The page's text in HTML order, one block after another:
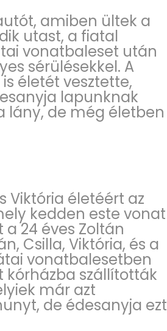
amiben ültek a
utast, a fiatal
vonatbaleset után
sérülésekkel. A
életét vesztette,
lapunknak
lány, de még életben
Viktória életéért az
kedden este vonat
24 éves Zoltán
Csilla, Viktória, és a
vonatbalesetben
kórházba szállították
már azt
de édesanyja ezt